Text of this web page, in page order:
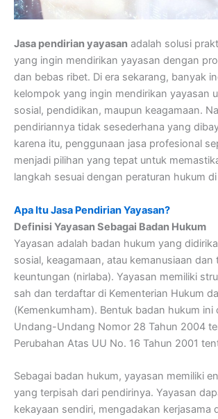
Jasa pendirian yayasan adalah solusi
yang ingin mendirikan yayasan dengan
dan bebas ribet. Di era sekarang, banyak
kelompok yang ingin mendirikan yayasan
sosial, pendidikan, maupun keagamaan.
pendiriannya tidak sesederhana yang
karena itu, penggunaan jasa profesional
menjadi pilihan yang tepat untuk
langkah sesuai dengan peraturan hukum
Apa Itu Jasa Pendirian Yayasan?
Definisi Yayasan Sebagai Badan Hukum
Yayasan adalah badan hukum yang
sosial, keagamaan, atau kemanusiaan dan
keuntungan (nirlaba). Yayasan memiliki
sah dan terdaftar di Kementerian Hukum
(Kemenkumham). Bentuk badan hukum ini
Undang-Undang Nomor 28 Tahun 2004
Perubahan Atas UU No. 16 Tahun 2001
Sebagai badan hukum, yayasan memiliki
yang terpisah dari pendirinya. Yayasan
kekayaan sendiri, mengadakan kerjasama